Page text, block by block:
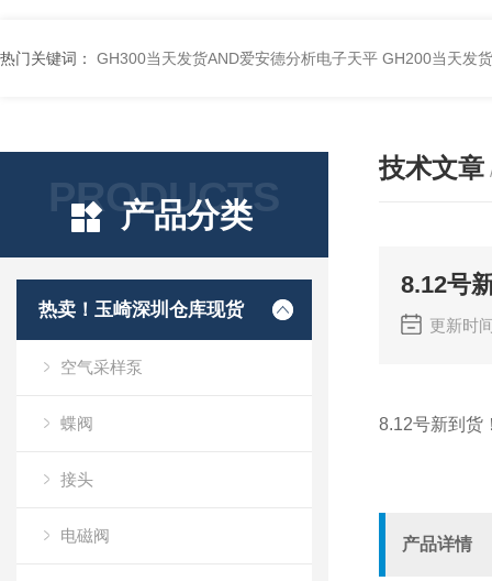
热门关键词： GH300当天发货AND爱安德分析电子天平 GH200当天发
PRODUCTS
产品分类
热卖！玉崎深圳仓库现货
空气采样泵
蝶阀
接头
电磁阀
技术文章
8.12号
更新时
8.12号新到货
产品详情